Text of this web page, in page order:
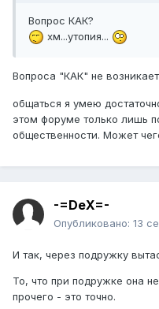
Вопрос КАК?
хм...утопия...
Вопроса "КАК" не возникает
общаться я умею
этом форуме только лишь
общественности. Может
-=DeX=-
Опубликовано: 13
И так, через подружку
То, что при подружке она
прочего - это точно.